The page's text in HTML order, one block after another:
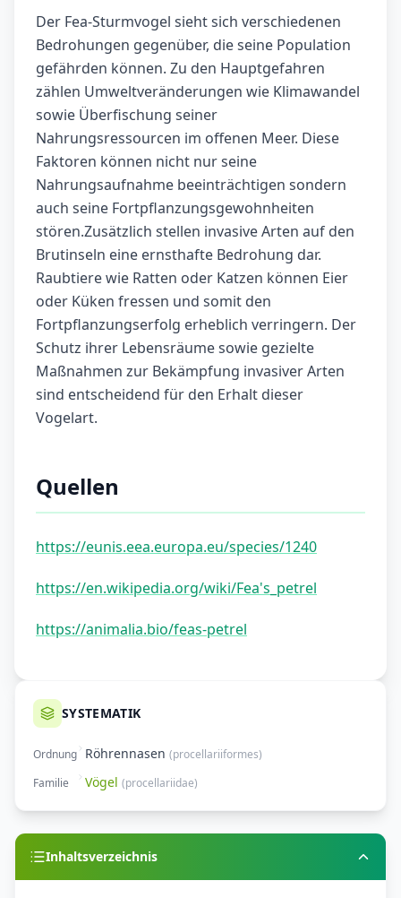
Der Fea-Sturmvogel sieht sich verschiedenen
Bedrohungen gegenüber, die seine Population
gefährden können. Zu den Hauptgefahren
zählen Umweltveränderungen wie Klimawandel
sowie Überfischung seiner
Nahrungsressourcen im offenen Meer. Diese
Faktoren können nicht nur seine
Nahrungsaufnahme beeinträchtigen sondern
auch seine Fortpflanzungsgewohnheiten
stören.Zusätzlich stellen invasive Arten auf den
Brutinseln eine ernsthafte Bedrohung dar.
Raubtiere wie Ratten oder Katzen können Eier
oder Küken fressen und somit den
Fortpflanzungserfolg erheblich verringern. Der
Schutz ihrer Lebensräume sowie gezielte
Maßnahmen zur Bekämpfung invasiver Arten
sind entscheidend für den Erhalt dieser
Vogelart.
Quellen
https://eunis.eea.europa.eu/species/1240
https://en.wikipedia.org/wiki/Fea's_petrel
https://animalia.bio/feas-petrel
SYSTEMATIK
Ordnung Röhrennasen (procellariiformes)
Familie
Vögel (procellariidae)
Inhaltsverzeichnis